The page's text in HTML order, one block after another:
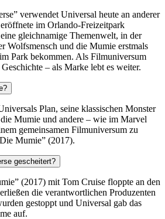
verwendet Universal heute an anderer
im Orlando-Freizeitpark
gleichnamige Themenwelt, in der
Wolfsmensch und die Mumie erstmals
Park bekommen. Als Filmuniversum
– als Marke lebt es weiter.
Plan, seine klassischen Monster
Mumie und andere – wie im Marvel
gemeinsamen Filmuniversum zu
Mumie” (2017).
gescheitert?
(2017) mit Tom Cruise floppte an den
die verantwortlichen Produzenten
gestoppt und Universal gab das
auf.